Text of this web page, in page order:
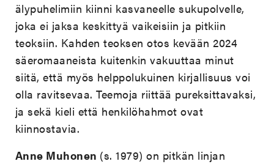
älypuhelimiin kiinni kasvaneelle sukupolvelle,
joka ei jaksa keskittyä vaikeisiin ja pitkiin
teoksiin. Kahden teoksen otos kevään 2024
säeromaaneista kuitenkin vakuuttaa minut
siitä, että myös helppolukuinen kirjallisuus voi
olla ravitsevaa. Teemoja riittää pureksittavaksi,
ja sekä kieli että henkilöhahmot ovat
kiinnostavia.
Anne Muhonen (s. 1979) on pitkän linjan